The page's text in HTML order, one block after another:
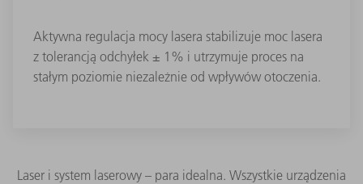
Aktywna regulacja mocy lasera stabilizuje moc lasera
z tolerancją odchyłek ± 1% i utrzymuje proces na
stałym poziomie niezależnie od wpływów otoczenia.
Laser i system laserowy – para idealna. Wszystkie urządzenia